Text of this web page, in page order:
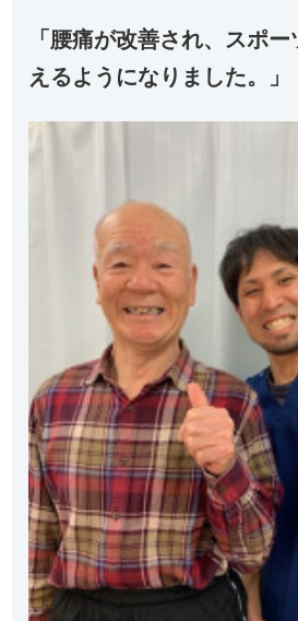
「腰痛が改善され、スポ
えるようになりました。」